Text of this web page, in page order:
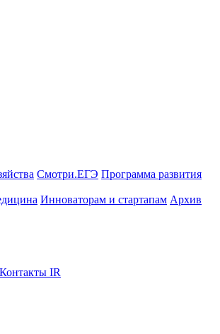
Смотри.ЕГЭ Программа развития
Инноваторам и стартапам Архив
Контакты IR